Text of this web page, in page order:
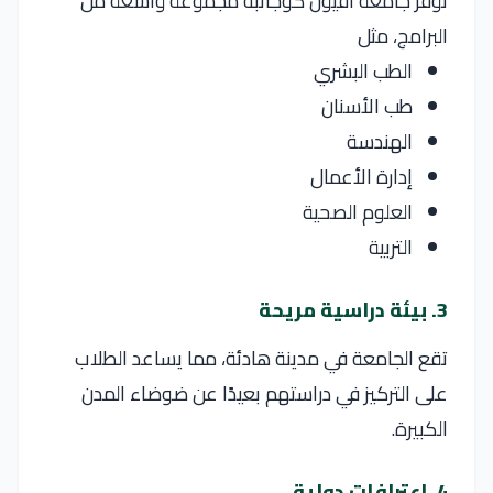
البرامج، مثل
الطب البشري
طب الأسنان
الهندسة
إدارة الأعمال
العلوم الصحية
التربية
3. بيئة دراسية مريحة
تقع الجامعة في مدينة هادئة، مما يساعد الطلاب
على التركيز في دراستهم بعيدًا عن ضوضاء المدن
الكبيرة.